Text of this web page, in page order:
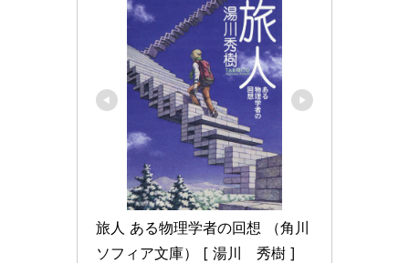
旅人 ある物理学者の回想 （角川
ソフィア文庫） [ 湯川　秀樹 ]